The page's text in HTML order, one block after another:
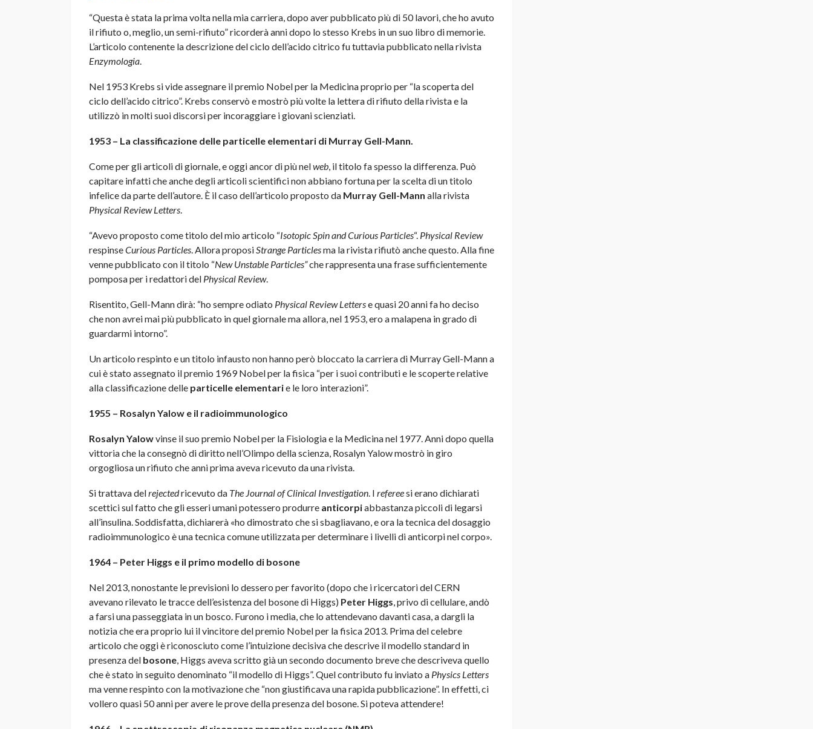
“Questa è stata la prima volta nella mia carriera, dopo aver pubblicato più di 50 lavori, che ho avuto
il rifiuto o, meglio, un semi-rifiuto” ricorderà anni dopo lo stesso Krebs in un suo libro di memorie.
L’articolo contenente la descrizione del ciclo dell’acido citrico fu tuttavia pubblicato nella rivista
Enzymologia.
Nel 1953 Krebs si vide assegnare il premio Nobel per la Medicina proprio per “la scoperta del
ciclo dell’acido citrico”. Krebs conservò e mostrò più volte la lettera di rifiuto della rivista e la
utilizzò in molti suoi discorsi per incoraggiare i giovani scienziati.
1953 – La classificazione delle particelle elementari di Murray Gell-Mann.
Come per gli articoli di giornale, e oggi ancor di più nelweb, il titolo fa spesso la differenza. Può
capitare infatti che anche degli articoli scientifici non abbiano fortuna per la scelta di un titolo
infelice da parte dell’autore. È il caso dell’articolo proposto da Murray Gell-Mann alla rivista
Physical Review Letters.
“Avevo proposto come titolo del mio articolo “Isotopic Spin and Curious Particles“. Physical Review
respinseCurious Particles. Allora proposiStrange Particlesma la rivista rifiutò anche questo. Alla fine
venne pubblicato con il titolo “New Unstable Particles”che rappresenta una frase sufficientemente
pomposa per i redattori del Physical Review.
Risentito, Gell-Mann dirà: “ho sempre odiato Physical Review Letterse quasi 20 anni fa ho deciso
che non avrei mai più pubblicato in quel giornale ma allora, nel 1953, ero a malapena in grado di
guardarmi intorno”.
Un articolo respinto e un titolo infausto non hanno però bloccato la carriera di Murray Gell-Mann a
cui è stato assegnato il premio 1969 Nobel per la fisica “per i suoi contributi e le scoperte relative
alla classificazione delle particelle elementarie le loro interazioni”.
1955 – Rosalyn Yalow e il radioimmunologico
Rosalyn Yalowvinse il suo premio Nobel per la Fisiologia e la Medicina nel 1977. Anni dopo quella
vittoria che la consegnò di diritto nell’Olimpo della scienza, Rosalyn Yalow mostrò in giro
orgogliosa un rifiuto che anni prima aveva ricevuto da una rivista.
Si trattava delrejectedricevuto da The Journal of Clinical Investigation. I refereesi erano dichiarati
scettici sul fatto che gli esseri umani potessero produrre anticorpiabbastanza piccoli di legarsi
all’insulina. Soddisfatta, dichiarerà «ho dimostrato che si sbagliavano, e ora la tecnica del dosaggio
radioimmunologico è una tecnica comune utilizzata per determinare i livelli di anticorpi nel corpo».
1964 – Peter Higgs e il primo modello di bosone
Nel 2013, nonostante le previsioni lo dessero per favorito (dopo che i ricercatori del CERN
avevano rilevato le tracce dell’esistenza del bosone di Higgs) Peter Higgs, privo di cellulare, andò
a farsi una passeggiata in un bosco. Furono i media, che lo attendevano davanti casa, a dargli la
notizia che era proprio lui il vincitore del premio Nobel per la fisica 2013. Prima del celebre
articolo che oggi è riconosciuto come l’intuizione decisiva che descrive il modello standard in
presenza del bosone, Higgs aveva scritto già un secondo documento breve che descriveva quello
che è stato in seguito denominato “il modello di Higgs”. Quel contributo fu inviato a Physics Letters
ma venne respinto con la motivazione che “non giustificava una rapida pubblicazione”. In effetti, ci
vollero quasi 50 anni per avere le prove della presenza del bosone. Si poteva attendere!